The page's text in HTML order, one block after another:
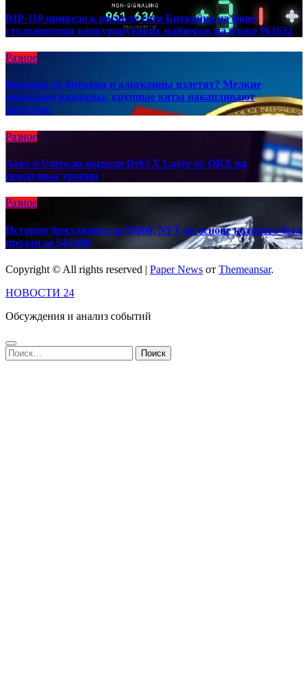
BIP-110 привело к расколу сети Биткойна на фоне
столкновения конкурирующих майнеров на блоке 961632
Разное
Наконец-то биткоин и альткоины взлетят? Мелкие
кошельки разорены, крупные киты накапливают
средства!
Разное
Aave и Uniswap вывели DeFi X Layer от OKX на
рекордные уровни
Разное
История бриллианта за $5000, NFT на основе которого был
продан за $43,000
Copyright © All rights reserved | Paper News от Themeansar.
НОВОСТИ 24
Обсуждения и анализ событий
Найти: